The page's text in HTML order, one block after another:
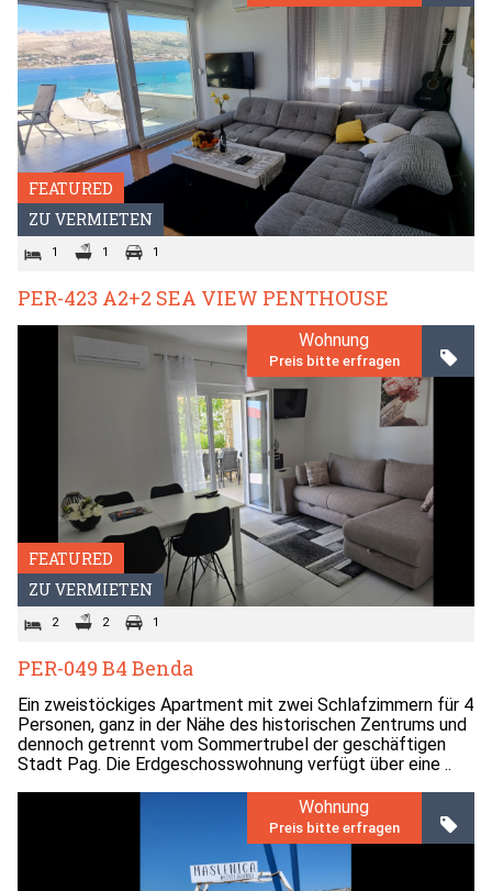
FEATURED
ZU VERMIETEN
1 1 1
PER-423 A2+2 SEA VIEW PENTHOUSE
FEATURED
ZU VERMIETEN
Wohnung
Preis bitte erfragen
2 2 1
PER-049 B4 Benda
Ein zweistöckiges Apartment mit zwei Schlafzimmern für 4
Personen, ganz in der Nähe des historischen Zentrums und
dennoch getrennt vom Sommertrubel der geschäftigen
Stadt Pag. Die Erdgeschosswohnung verfügt über eine ..
Wohnung
Preis bitte erfragen